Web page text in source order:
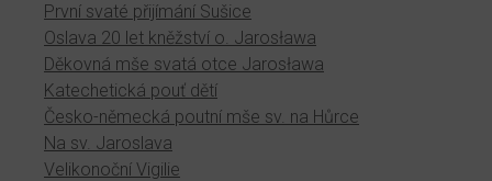
První svaté přijímání Sušice
Oslava 20 let kněžství o. Jarosława
Děkovná mše svatá otce Jarosława
Katechetická pouť dětí
Česko-německá poutní mše sv. na Hůrce
Na sv. Jaroslava
Velikonoční Vigilie